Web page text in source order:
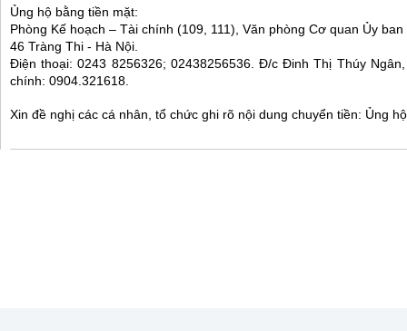
Ủng hộ bằng tiền mặt:
Phòng Kế hoạch – Tài chính (109, 111), Văn phòng Cơ quan Ủy
46 Tràng Thi - Hà Nội.
Điện thoại: 0243 8256326; 02438256536. Đ/c Đinh Thị Thúy
chính: 0904.321618.
Xin đề nghị các cá nhân, tổ chức ghi rõ nội dung chuyển tiền: Ủng